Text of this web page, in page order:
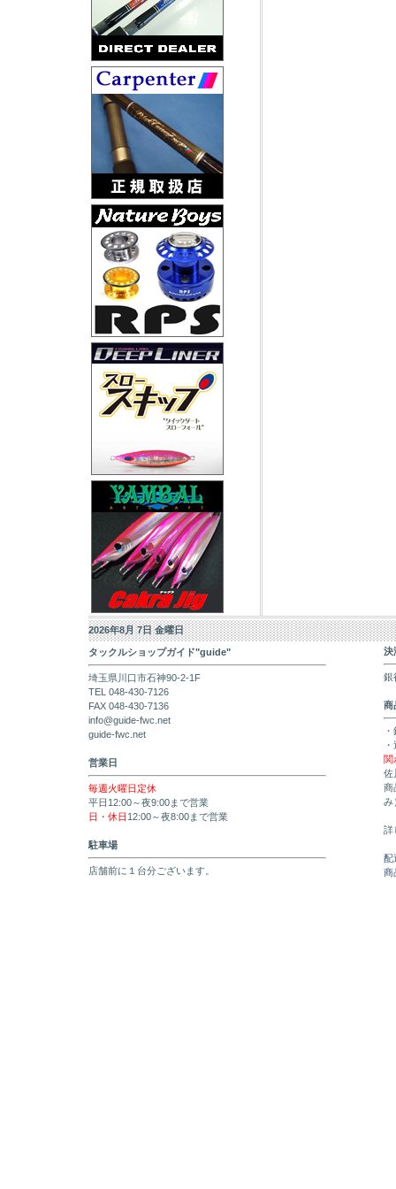
2026年8月 7日 金曜日
タックルショップガイド"guide"
埼玉県川口市石神90-2-1F
TEL 048-430-7126
FAX 048-430-7136
info@guide-fwc.net
guide-fwc.net
営業日
毎週火曜日定休
平日12:00～夜9:00まで営業
日・休日 12:00～夜8:00まで営業
駐車場
店舗前に１台分ございます。
決
銀
商
関
佐
商
み
詳
配
商